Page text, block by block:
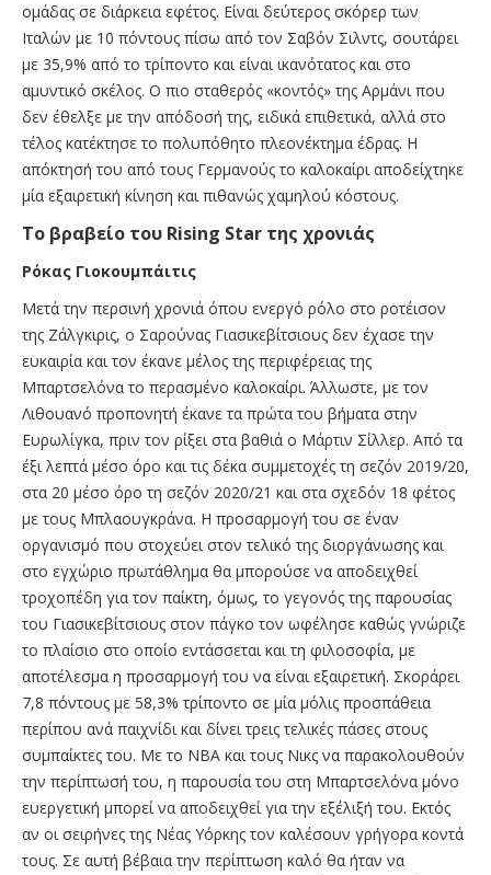
ομάδας σε διάρκεια εφέτος. Είναι δεύτερος σκόρερ των
Ιταλών με 10 πόντους πίσω από τον Σαβόν Σιλντς, σουτάρει
με 35,9% από το τρίποντο και είναι ικανότατος και στο
αμυντικό σκέλος. Ο πιο σταθερός «κοντός» της Αρμάνι που
δεν έθελξε με την απόδοσή της, ειδικά επιθετικά, αλλά στο
τέλος κατέκτησε το πολυπόθητο πλεονέκτημα έδρας. Η
απόκτησή του από τους Γερμανούς το καλοκαίρι αποδείχτηκε
μία εξαιρετική κίνηση και πιθανώς χαμηλού κόστους.
Το βραβείο του Rising Star της χρονιάς
Ρόκας Γιοκουμπάιτις
Μετά την περσινή χρονιά όπου ενεργό ρόλο στο ροτέισον
της Ζάλγκιρις, ο Σαρούνας Γιασικεβίτσιους δεν έχασε την
ευκαιρία και τον έκανε μέλος της περιφέρειας της
Μπαρτσελόνα το περασμένο καλοκαίρι. Άλλωστε, με τον
Λιθουανό προπονητή έκανε τα πρώτα του βήματα στην
Ευρωλίγκα, πριν τον ρίξει στα βαθιά ο Μάρτιν Σίλλερ. Από τα
έξι λεπτά μέσο όρο και τις δέκα συμμετοχές τη σεζόν 2019/20,
στα 20 μέσο όρο τη σεζόν 2020/21 και στα σχεδόν 18 φέτος
με τους Μπλαουγκράνα. Η προσαρμογή του σε έναν
οργανισμό που στοχεύει στον τελικό της διοργάνωσης και
στο εγχώριο πρωτάθλημα θα μπορούσε να αποδειχθεί
τροχοπέδη για τον παίκτη, όμως, το γεγονός της παρουσίας
του Γιασικεβίτσιους στον πάγκο τον ωφέλησε καθώς γνώριζε
το πλαίσιο στο οποίο εντάσσεται και τη φιλοσοφία, με
αποτέλεσμα η προσαρμογή του να είναι εξαιρετική. Σκοράρει
7,8 πόντους με 58,3% τρίποντο σε μία μόλις προσπάθεια
περίπου ανά παιχνίδι και δίνει τρεις τελικές πάσες στους
συμπαίκτες του. Με το ΝΒΑ και τους Νικς να παρακολουθούν
την περίπτωσή του, η παρουσία του στη Μπαρτσελόνα μόνο
ευεργετική μπορεί να αποδειχθεί για την εξέλιξή του. Εκτός
αν οι σειρήνες της Νέας Υόρκης τον καλέσουν γρήγορα κοντά
τους. Σε αυτή βέβαια την περίπτωση καλό θα ήταν να